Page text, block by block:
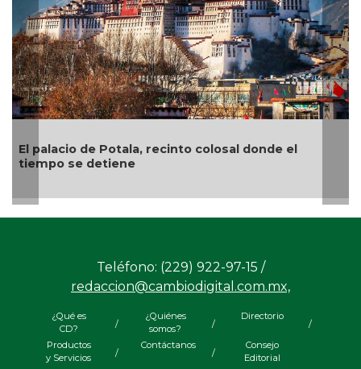
de Potala, recinto colosal donde el
se detiene
Teléfono: (229) 922-97-15 /
redaccion@cambiodigital.com.mx,
¿Qué es
CD?
/
¿Quiénes
somos?
/
Directorio
/
Productos
y Servicios
/
Contáctanos
/
Consejo
Editorial